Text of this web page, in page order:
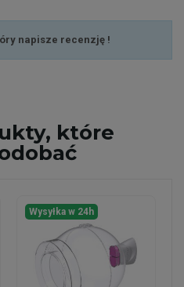
napisze recenzję !
które
Wysyłka w 24h